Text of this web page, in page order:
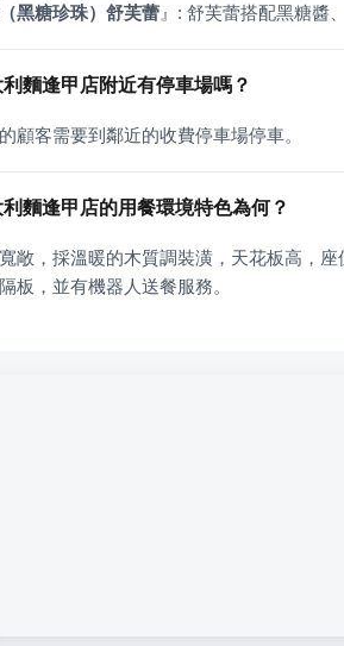
黑糖珍珠）舒芙蕾 』 : 舒芙蕾搭配黑糖醬
麵逢甲店附近有停車場嗎？
顧客需要到鄰近的收費停車場停車。
麵逢甲店的用餐環境特色為何？
敞，採溫暖的木質調裝潢，天花板高，
板，並有機器人送餐服務。